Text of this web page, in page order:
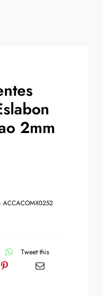
2mm
ACCACOMX0252
Tweet this